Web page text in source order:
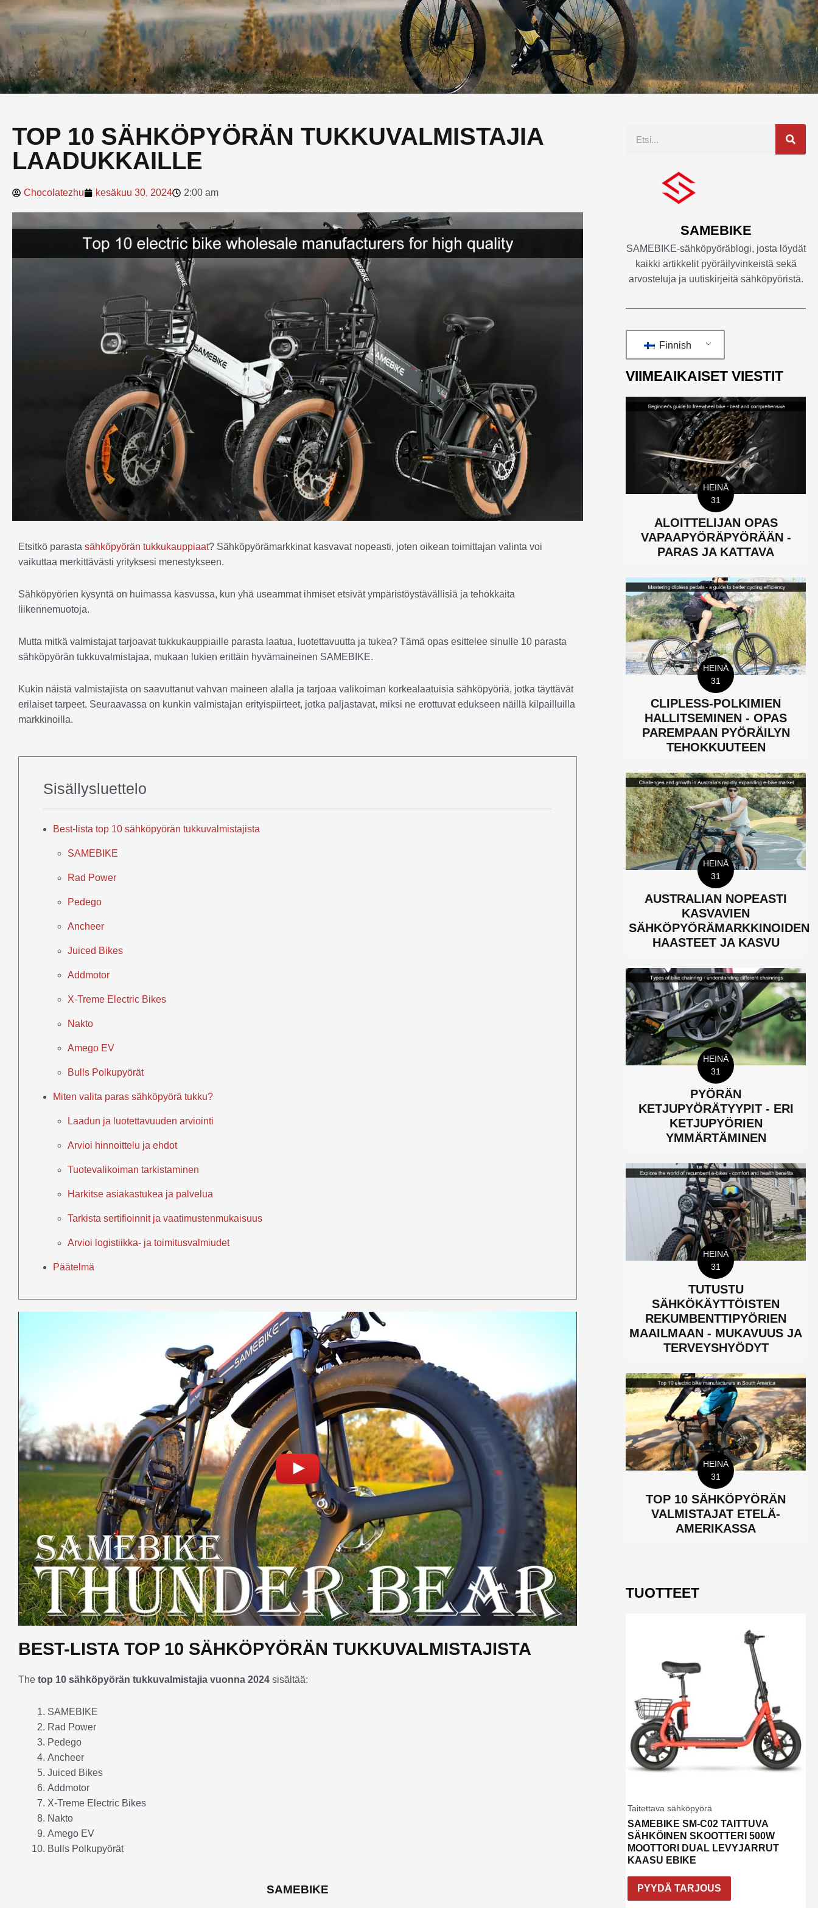
TOP 10 SÄHKÖPYÖRÄN TUKKUVALMISTAJIA
LAADUKKAILLE
Chocolatezhu kesäkuu 30, 2024 2:00 am
Etsitkö parasta sähköpyörän tukkukauppiaat? Sähköpyörämarkkinat kasvavat nopeasti, joten oikean toimittajan valinta voi
vaikuttaa merkittävästi yrityksesi menestykseen.
Sähköpyörien kysyntä on huimassa kasvussa, kun yhä useammat ihmiset etsivät ympäristöystävällisiä ja tehokkaita
liikennemuotoja.
Mutta mitkä valmistajat tarjoavat tukkukauppiaille parasta laatua, luotettavuutta ja tukea? Tämä opas esittelee sinulle 10 parasta
sähköpyörän tukkuvalmistajaa, mukaan lukien erittäin hyvämaineinen SAMEBIKE.
Kukin näistä valmistajista on saavuttanut vahvan maineen alalla ja tarjoaa valikoiman korkealaatuisia sähköpyöriä, jotka täyttävät
erilaiset tarpeet. Seuraavassa on kunkin valmistajan erityispiirteet, jotka paljastavat, miksi ne erottuvat edukseen näillä kilpailluilla
markkinoilla.
Sisällysluettelo
Best-lista top 10 sähköpyörän tukkuvalmistajista
SAMEBIKE
Rad Power
Pedego
Ancheer
Juiced Bikes
Addmotor
X-Treme Electric Bikes
Nakto
Amego EV
Bulls Polkupyörät
Miten valita paras sähköpyörä tukku?
Laadun ja luotettavuuden arviointi
Arvioi hinnoittelu ja ehdot
Tuotevalikoiman tarkistaminen
Harkitse asiakastukea ja palvelua
Tarkista sertifioinnit ja vaatimustenmukaisuus
Arvioi logistiikka- ja toimitusvalmiudet
Päätelmä
BEST-LISTA TOP 10 SÄHKÖPYÖRÄN TUKKUVALMISTAJISTA
The top 10 sähköpyörän tukkuvalmistajia vuonna 2024 sisältää:
SAMEBIKE
Rad Power
Pedego
Ancheer
Juiced Bikes
Addmotor
X-Treme Electric Bikes
Nakto
Amego EV
Bulls Polkupyörät
SAMEBIKE
SAMEBIKE
SAMEBIKE-sähköpyöräblogi, josta löydät
kaikki artikkelit pyöräilyvinkeistä sekä
arvosteluja ja uutiskirjeitä sähköpyöristä.
Finnish
VIIMEAIKAISET VIESTIT
HEINÄ
31
ALOITTELIJAN OPAS
VAPAAPYÖRÄPYÖRÄÄN -
PARAS JA KATTAVA
HEINÄ
31
CLIPLESS-POLKIMIEN
HALLITSEMINEN - OPAS
PAREMPAAN PYÖRÄILYN
TEHOKKUUTEEN
HEINÄ
31
AUSTRALIAN NOPEASTI
KASVAVIEN
SÄHKÖPYÖRÄMARKKINOIDEN
HAASTEET JA KASVU
HEINÄ
31
PYÖRÄN
KETJUPYÖRÄTYYPIT - ERI
KETJUPYÖRIEN
YMMÄRTÄMINEN
HEINÄ
31
TUTUSTU
SÄHKÖKÄYTTÖISTEN
REKUMBENTTIPYÖRIEN
MAAILMAAN - MUKAVUUS JA
TERVEYSHYÖDYT
HEINÄ
31
TOP 10 SÄHKÖPYÖRÄN
VALMISTAJAT ETELÄ-
AMERIKASSA
TUOTTEET
Taitettava sähköpyörä
SAMEBIKE SM-C02 TAITTUVA
SÄHKÖINEN SKOOTTERI 500W
MOOTTORI DUAL LEVYJARRUT
KAASU EBIKE
PYYDÄ TARJOUS